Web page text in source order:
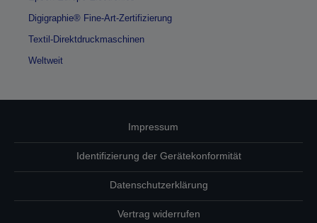
Digigraphie® Fine-Art-Zertifizierung
Textil-Direktdruckmaschinen
Weltweit
Impressum
Identifizierung der Gerätekonformität
Datenschutzerklärung
Vertrag widerrufen